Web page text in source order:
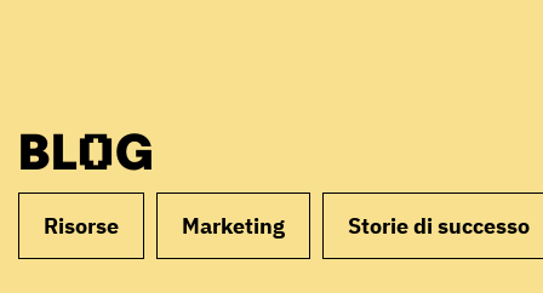
BLOG
Risorse Marketing Storie di successo